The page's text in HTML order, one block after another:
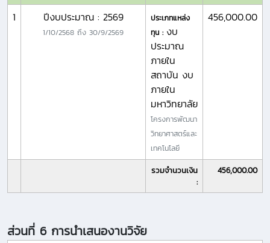
1 ปีงบประมาณ : 2569
1/10/2568 ถึง 30/9/2569
ประเภทแหล่ง
ทุน : งบ
ประมาณ
ภายใน
สถาบัน งบ
ภายใน
มหาวิทยาลัย
โครงการพัฒนา
วิทยาศาสตร์และ
เทคโนโลยี
456,000.00
รวมจำนวนเงิน
:
456,000.00
ส่วนที่ 6 การนำเสนองานวิจัย